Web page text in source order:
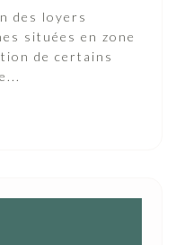
des loyers
situées en zone
de certains